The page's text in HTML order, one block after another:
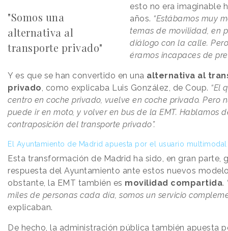
"Somos una
alternativa al
transporte privado"
esto no era imaginable
años. “Estábamos muy
temas de movilidad, en
diálogo con la calle.
éramos incapaces de
Y es que se han convertido en una alternativa al
privado, como explicaba Luis González, de Coup. “El
centro en coche privado, vuelve en coche privado. Pero
puede ir en moto, y volver en bus de la EMT. Hablamos
contraposición del transporte privado”.
El Ayuntamiento de Madrid apuesta por el usuario multimodal
Esta transformación de Madrid ha sido, en gran parte,
respuesta del Ayuntamiento ante estos nuevos
obstante, la EMT también es movilidad compartida.
miles de personas cada día, somos un servicio
explicaban.
De hecho, la administración pública también apuesta